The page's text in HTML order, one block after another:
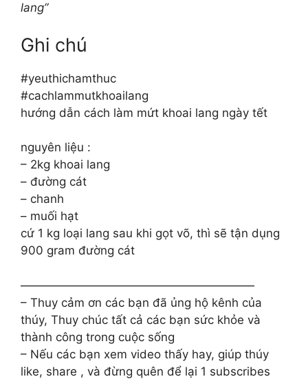
lang”
Ghi chú
#yeuthichamthuc
#cachlammutkhoailang
hướng dẫn cách làm mứt khoai lang ngày tết
nguyên liệu :
– 2kg khoai lang
– đường cát
– chanh
– muối hạt
cứ 1 kg loại lang sau khi gọt võ, thì sẽ tận dụng
900 gram đường cát
————————————————————
– Thuy cảm ơn các bạn đã ủng hộ kênh của
thúy, Thuy chúc tất cả các bạn sức khỏe và
thành công trong cuộc sống
– Nếu các bạn xem video thấy hay, giúp thúy
like, share , và đừng quên để lại 1 subscribes